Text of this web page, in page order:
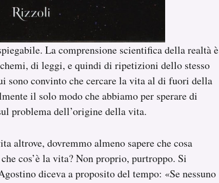
La comprensione scientifica della realtà è
di leggi, e quindi di ripetizioni dello stesso
sono convinto che cercare la vita al di fuori della
il solo modo che abbiamo per sperare di
problema dell’origine della vita.
altrove, dovremmo almeno sapere che cosa
cos’è la vita? Non proprio, purtroppo. Si
diceva a proposito del tempo: «Se nessuno